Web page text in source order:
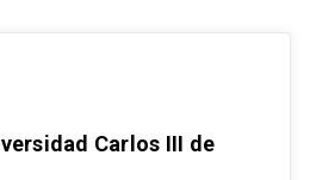
Carlos III de